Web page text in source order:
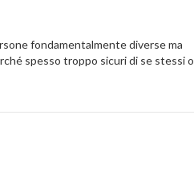
fondamentalmente diverse ma
spesso troppo sicuri di se stessi o